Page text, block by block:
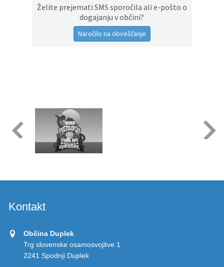
Želite prejemati SMS sporočila ali e-pošto o
dogajanju v občini?
Naročilo na obveščanje
Kontakt
Občina Duplek
Trg slovenske osamosvojitve 1
2241 Spodnji Duplek